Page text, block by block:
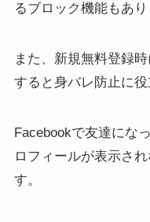
るブロック機能もあり
また、新規無料登録
すると身バレ防止に役
Facebookで友達にな
ロフィールが表示さ
す。